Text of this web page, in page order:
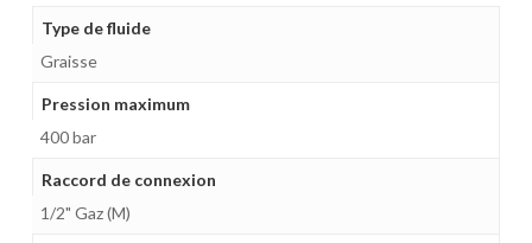
Type de fluide
Graisse
Pression maximum
400 bar
Raccord de connexion
1/2" Gaz (M)